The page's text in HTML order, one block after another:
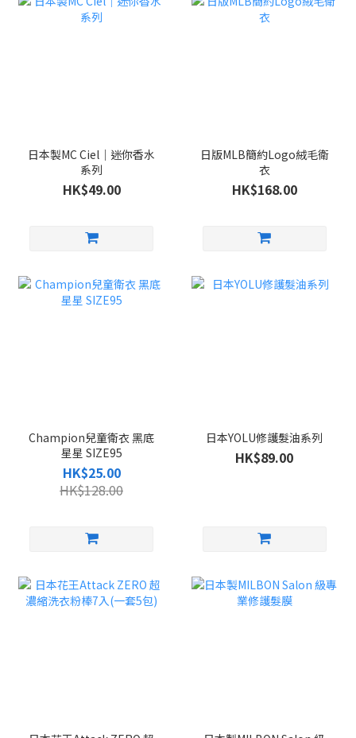
日本製MC Ciel｜迷你香水
系列
HK$49.00
日版MLB簡約Logo絨毛衛
衣
HK$168.00
Champion兒童衛衣 黑底
星星 SIZE95
HK$25.00
HK$128.00
日本YOLU修護髮油系列
HK$89.00